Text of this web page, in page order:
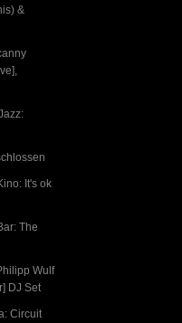
&
It's ok
The
Wulf
DJ Set
Circuit